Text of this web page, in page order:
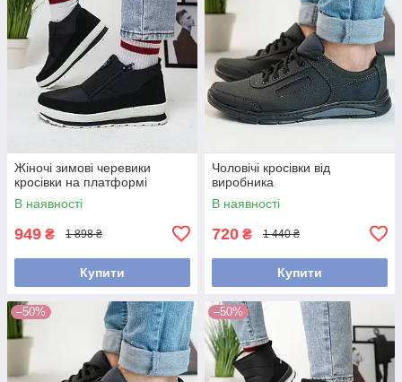
Жіночі зимові черевики
кросівки на платформі
В наявності
949 ₴ 1 898 ₴
Купити
Чоловічі кросівки від
виробника
В наявності
720 ₴ 1 440 ₴
Купити
–50% –50%